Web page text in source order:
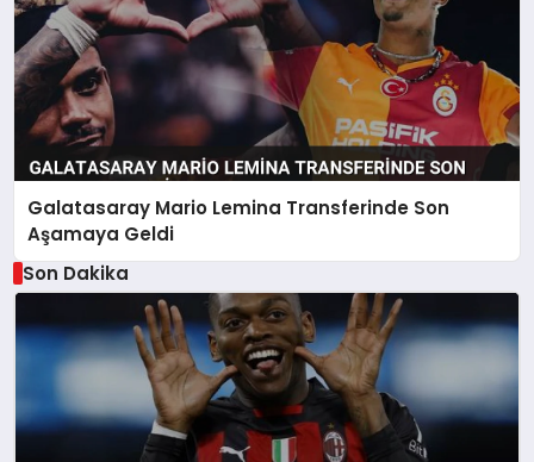
Galatasaray Mario Lemina Transferinde Son
Aşamaya Geldi
Son Dakika